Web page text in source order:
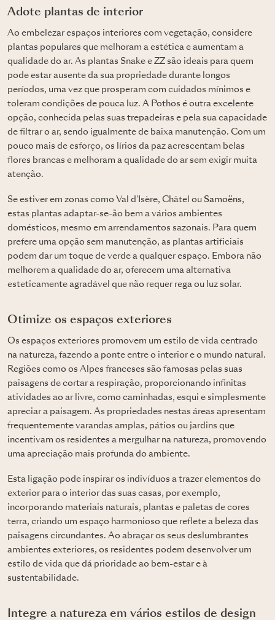
Adote plantas de interior
Ao embelezar espaços interiores com vegetação, considere
plantas populares que melhoram a estética e aumentam a
qualidade do ar. As plantas Snake e ZZ são ideais para quem
pode estar ausente da sua propriedade durante longos
períodos, uma vez que prosperam com cuidados mínimos e
toleram condições de pouca luz. A Pothos é outra excelente
opção, conhecida pelas suas trepadeiras e pela sua capacidade
de filtrar o ar, sendo igualmente de baixa manutenção. Com um
pouco mais de esforço, os lírios da paz acrescentam belas
flores brancas e melhoram a qualidade do ar sem exigir muita
atenção.
Se estiver em zonas como Val d'Isère, Châtel ou Samoëns,
estas plantas adaptar-se-ão bem a vários ambientes
domésticos, mesmo em arrendamentos sazonais. Para quem
prefere uma opção sem manutenção, as plantas artificiais
podem dar um toque de verde a qualquer espaço. Embora não
melhorem a qualidade do ar, oferecem uma alternativa
esteticamente agradável que não requer rega ou luz solar.
Otimize os espaços exteriores
Os espaços exteriores promovem um estilo de vida centrado
na natureza, fazendo a ponte entre o interior e o mundo natural.
Regiões como os Alpes franceses são famosas pelas suas
paisagens de cortar a respiração, proporcionando infinitas
atividades ao ar livre, como caminhadas, esqui e simplesmente
apreciar a paisagem. As propriedades nestas áreas apresentam
frequentemente varandas amplas, pátios ou jardins que
incentivam os residentes a mergulhar na natureza, promovendo
uma apreciação mais profunda do ambiente.
Esta ligação pode inspirar os indivíduos a trazer elementos do
exterior para o interior das suas casas, por exemplo,
incorporando materiais naturais, plantas e paletas de cores
terra, criando um espaço harmonioso que reflete a beleza das
paisagens circundantes. Ao abraçar os seus deslumbrantes
ambientes exteriores, os residentes podem desenvolver um
estilo de vida que dá prioridade ao bem-estar e à
sustentabilidade.
Integre a natureza em vários estilos de design